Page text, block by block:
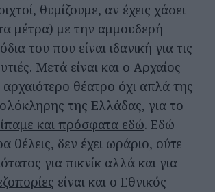
θυμίζουμε, αν έχεις χάσει
μέτρα) με την αμμουδερή
του που είναι ιδανική για τις
Μετά είναι και ο Αρχαίος
θέατρο όχι απλά της
της Ελλάδας, για το
και πρόσφατα εδώ. Εδώ
θέλεις, δεν έχει ωράριο, ούτε
για πικνίκ αλλά και για
είναι και ο Εθνικός